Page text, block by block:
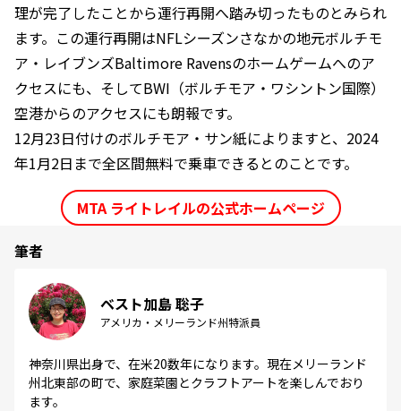
理が完了したことから運行再開へ踏み切ったものとみられ
ます。この運行再開はNFLシーズンさなかの地元ボルチモ
ア・レイブンズBaltimore Ravensのホームゲームへのア
クセスにも、そしてBWI（ボルチモア・ワシントン国際）
空港からのアクセスにも朗報です。
12月23日付けのボルチモア・サン紙によりますと、2024
年1月2日まで全区間無料で乗車できるとのことです。
MTA ライトレイルの公式ホームページ
筆者
ベスト加島 聡子
アメリカ・メリーランド州特派員
神奈川県出身で、在米20数年になります。現在メリーランド
州北東部の町で、家庭菜園とクラフトアートを楽しんでおり
ます。